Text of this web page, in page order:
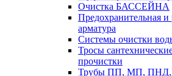
Очистка БАССЕЙНА
Предохранительная
арматура
Системы очистки
Тросы
прочистки
Трубы ПП, МП,